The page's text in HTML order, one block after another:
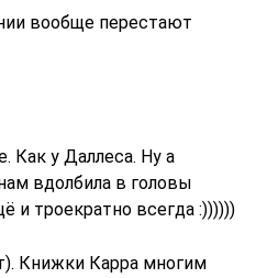
вообще перестают
Как у Даллеса. Ну а
вдолбила в головы
и троекратно всегда :))))))
Книжки Карра многим